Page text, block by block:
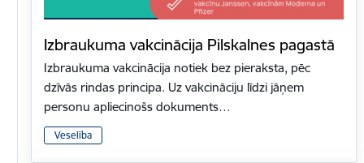
Izbraukuma vakcinācija Pilskalnes pagastā
Izbraukuma vakcinācija notiek bez pieraksta, pēc
dzīvās rindas principa. Uz vakcināciju līdzi jāņem
personu apliecinošs dokuments…
Veselība